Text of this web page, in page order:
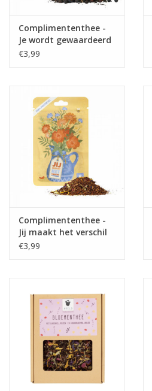
Complimententhee -
Je wordt gewaardeerd
€3,99
Complimententhee -
Jij maakt het verschil
€3,99